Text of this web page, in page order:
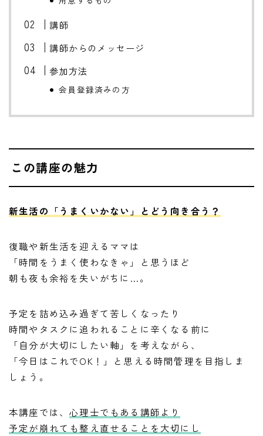
講師
講師からのメッセージ
参加方法
会員登録済みの方
この講座の魅力
新生活の「うまくいかない」とどう向き合う？
復職や新生活を迎えるママは
「時間をうまく使わなきゃ」と思うほど
朝も夜も余裕を失いがちに…。
予定を詰め込み過ぎて苦しくなったり
時間やタスクに追われることに辛くなる前に
「自分が大切にしたい軸」を考えながら、
「今日はこれでOK！」と思える時間管理を目指しま
しょう。
本講座では、心理士でもある講師より
予定が崩れても整え直せることを大切にし